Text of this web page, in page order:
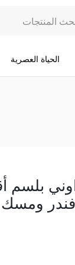
الحياة العصرية
بلسم
ومسك 1 ليتر